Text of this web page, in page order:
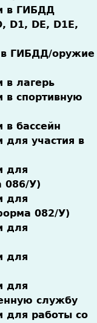
в ГИБДД
D1, DE, D1E,
ГИБДД/оружие
в лагерь
спортивную
бассейн
участия в
для
086/У)
для
082/У)
для
для
для
службу
для работы со